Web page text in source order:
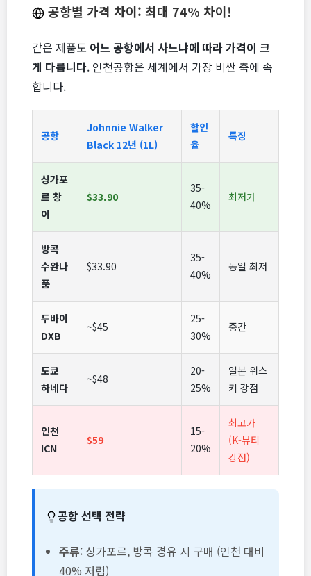
공항별 가격 차이: 최대 74% 차이!
같은 제품도 어느 공항에서 사느냐에 따라 가격이 크
게 다릅니다. 인천공항은 세계에서 가장 비싼 축에 속
합니다.
공항
Johnnie Walker
Black 12년 (1L)
할인
율
특징
싱가포
르 창
이
$33.90
35-
40%
최저가
방콕
수완나
품
$33.90
35-
40%
동일 최저
두바이
DXB
~$45
25-
30%
중간
도쿄
하네다
~$48
20-
25%
일본 위스
키 강점
인천
ICN
$59
15-
20%
최고가
(K-뷰티
강점)
공항 선택 전략
주류: 싱가포르, 방콕 경유 시 구매 (인천 대비
40% 저렴)